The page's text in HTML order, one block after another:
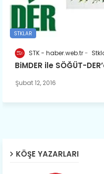
STKLAR
STK - haber.web.tr
BiMDER ile SÖĞÜT-
Şubat 12, 2016
KÖŞE YAZARLARI